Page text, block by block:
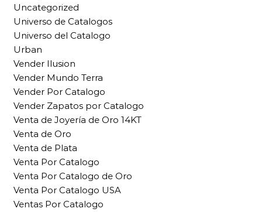
Uncategorized
Universo de Catalogos
Universo del Catalogo
Urban
Vender Ilusion
Vender Mundo Terra
Vender Por Catalogo
Vender Zapatos por Catalogo
Venta de Joyería de Oro 14KT
Venta de Oro
Venta de Plata
Venta Por Catalogo
Venta Por Catalogo de Oro
Venta Por Catalogo USA
Ventas Por Catalogo